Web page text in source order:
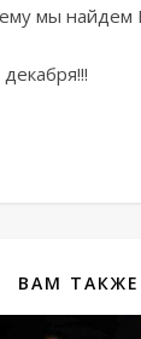
мы
ВАМ